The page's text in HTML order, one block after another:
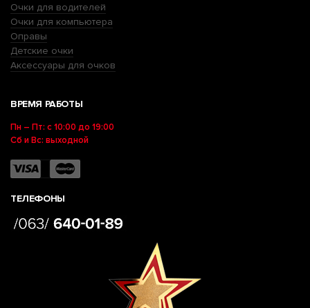
Очки для водителей
Очки для компьютера
Оправы
Детские очки
Аксессуары для очков
ВРЕМЯ РАБОТЫ
Пн – Пт: с 10:00 до 19:00
Сб и Вс: выходной
ТЕЛЕФОНЫ